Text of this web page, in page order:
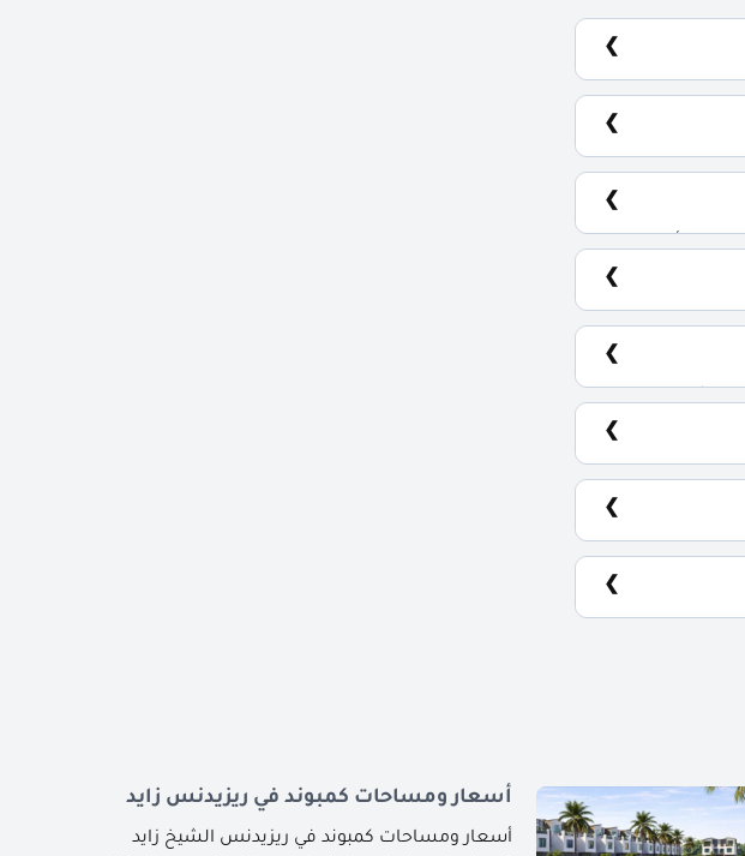
أسعار ومساحات كمبوند في ريزيدنس زايد
أسعار ومساحات كمبوند في ريزيدنس الشيخ زايد